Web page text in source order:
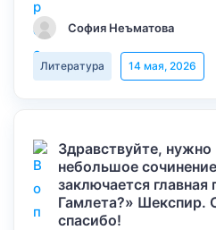
София Неъматова
Литература 14 мая, 2026
Здравствуйте, нужно
небольшое
заключается главная
Гамлета?» Шекспир.
спасибо!